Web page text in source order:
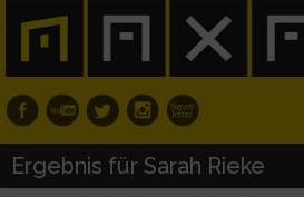
Ergebnis für Sarah Rieke